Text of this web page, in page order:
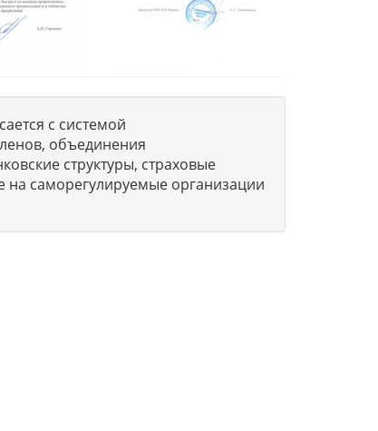
с системой
объединения
структуры, страховые
саморегулируемые организации